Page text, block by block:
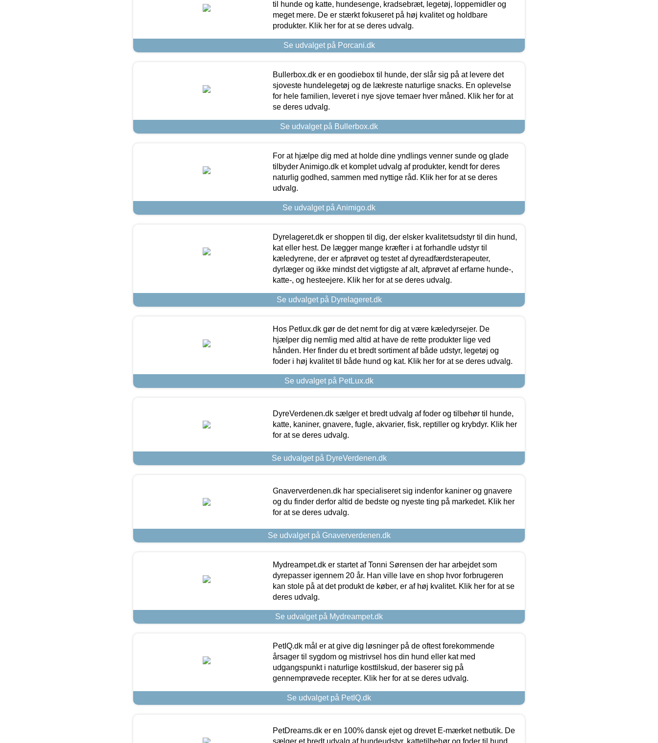
til hunde og katte, hundesenge, kradsebræt, legetøj, loppemidler og
meget mere. De er stærkt fokuseret på høj kvalitet og holdbare
produkter. Klik her for at se deres udvalg.
Se udvalget på Porcani.dk
Bullerbox.dk er en goodiebox til hunde, der slår sig på at levere det
sjoveste hundelegetøj og de lækreste naturlige snacks. En oplevelse
for hele familien, leveret i nye sjove temaer hver måned. Klik her for at
se deres udvalg.
Se udvalget på Bullerbox.dk
For at hjælpe dig med at holde dine yndlings venner sunde og glade
tilbyder Animigo.dk et komplet udvalg af produkter, kendt for deres
naturlig godhed, sammen med nyttige råd. Klik her for at se deres
udvalg.
Se udvalget på Animigo.dk
Dyrelageret.dk er shoppen til dig, der elsker kvalitetsudstyr til din hund,
kat eller hest. De lægger mange kræfter i at forhandle udstyr til
kæledyrene, der er afprøvet og testet af dyreadfærdsterapeuter,
dyrlæger og ikke mindst det vigtigste af alt, afprøvet af erfarne hunde-,
katte-, og hesteejere. Klik her for at se deres udvalg.
Se udvalget på Dyrelageret.dk
Hos Petlux.dk gør de det nemt for dig at være kæledyrsejer. De
hjælper dig nemlig med altid at have de rette produkter lige ved
hånden. Her finder du et bredt sortiment af både udstyr, legetøj og
foder i høj kvalitet til både hund og kat. Klik her for at se deres udvalg.
Se udvalget på PetLux.dk
DyreVerdenen.dk sælger et bredt udvalg af foder og tilbehør til hunde,
katte, kaniner, gnavere, fugle, akvarier, fisk, reptiller og krybdyr. Klik her
for at se deres udvalg.
Se udvalget på DyreVerdenen.dk
Gnaververdenen.dk har specialiseret sig indenfor kaniner og gnavere
og du finder derfor altid de bedste og nyeste ting på markedet. Klik her
for at se deres udvalg.
Se udvalget på Gnaververdenen.dk
Mydreampet.dk er startet af Tonni Sørensen der har arbejdet som
dyrepasser igennem 20 år. Han ville lave en shop hvor forbrugeren
kan stole på at det produkt de køber, er af høj kvalitet. Klik her for at se
deres udvalg.
Se udvalget på Mydreampet.dk
PetIQ.dk mål er at give dig løsninger på de oftest forekommende
årsager til sygdom og mistrivsel hos din hund eller kat med
udgangspunkt i naturlige kosttilskud, der baserer sig på
gennemprøvede recepter. Klik her for at se deres udvalg.
Se udvalget på PetIQ.dk
PetDreams.dk er en 100% dansk ejet og drevet E-mærket netbutik. De
sælger et bredt udvalg af hundeudstyr, kattetilbehør og foder til hund